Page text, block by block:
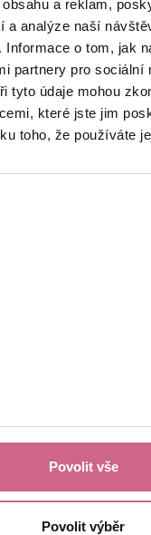
a reklam,
a analýze naší
Informace o tom, jak
partnery pro sociální
tyto údaje mohou
které jste jim
toho, že používáte
Povolit vše
Povolit výběr
29. 12. 2024
13:23:19
Kč
29. 12. 2024
13:23:17
Kč
29. 12. 2024
13:11:58
keyboard_arrow_left